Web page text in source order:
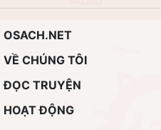
OSACH.NET
VỀ CHÚNG TÔI
ĐỌC TRUYỆN
HOẠT ĐỘNG